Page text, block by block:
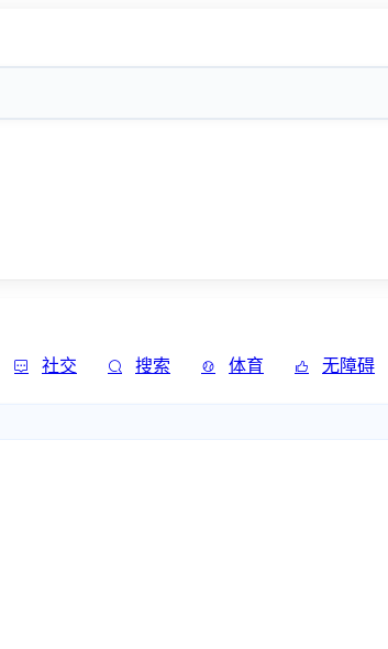
社交 搜索 体育 无障碍